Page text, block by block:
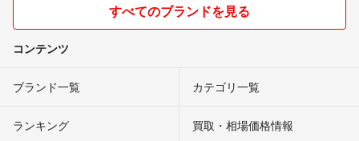
すべてのブランドを見る
コンテンツ
ブランド一覧 カテゴリ一覧
ランキング 買取・相場価格情報